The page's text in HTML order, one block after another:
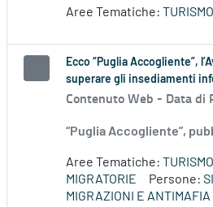
Aree Tematiche:
Ecco “Puglia Accogliente”,
superare gli insediamenti
Contenuto Web - Data di
“Puglia Accogliente”,
Aree Tematiche:
MIGRATORIE
Persone:
MIGRAZIONI E